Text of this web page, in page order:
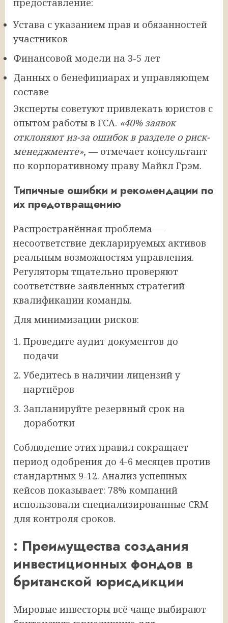
Устава с указанием прав и обязанностей
участников
Финансовой модели на 3-5 лет
Данных о бенефициарах и управляющем
составе
Эксперты советуют привлекать юристов с
опытом работы в FCA. «40% заявок
отклоняют из-за ошибок в разделе о риск-
менеджменте», — отмечает консультант
по корпоративному праву Майкл Грэм.
Типичные ошибки и рекомендации по
их предотвращению
Распространённая проблема —
несоответствие декларируемых активов
реальным возможностям управления.
Регуляторы тщательно проверяют
соответствие заявленных стратегий
квалификации команды.
Для минимизации рисков:
Проведите аудит документов до
подачи
Убедитесь в наличии лицензий у
партнёров
Запланируйте резервный срок на
доработки
Соблюдение этих правил сокращает
период одобрения до 4-6 месяцев против
стандартных 9-12. Анализ успешных
кейсов показывает: 78% компаний
использовали специализированные CRM
для контроля сроков.
: Преимущества создания
инвестиционных фондов в
британской юрисдикции
Мировые инвесторы всё чаще выбирают